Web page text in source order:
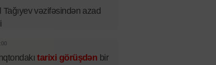
Tağıyev vəzifəsindən azad
tarixi görüşdən bir